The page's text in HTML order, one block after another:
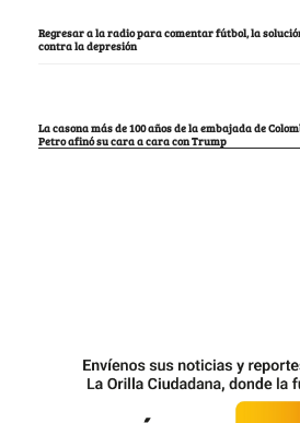
Regresar a la radio para comentar fútbol, la
contra la depresión
La casona más de 100 años de la embajada de
Petro afinó su cara a cara con Trump